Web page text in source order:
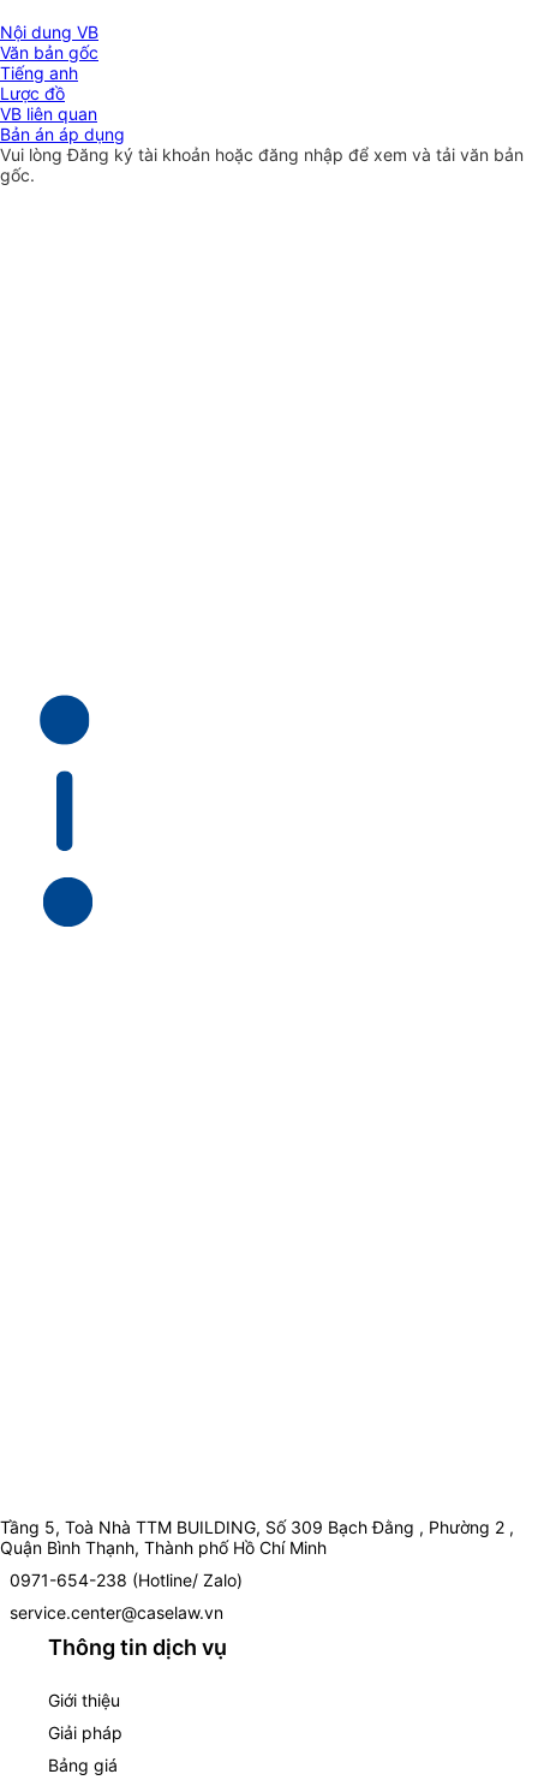
Nội dung VB
Văn bản gốc
Tiếng anh
Lược đồ
VB liên quan
Bản án áp dụng
Vui lòngĐăng ký tài khoản hoặc đăng nhập để xem và tải văn bản
gốc.
Tầng 5, Toà Nhà TTM BUILDING, Số 309 Bạch Đằng , Phường 2 ,
Quận Bình Thạnh, Thành phố Hồ Chí Minh
0971-654-238 (Hotline/ Zalo)
service.center@caselaw.vn
Thông tin dịch vụ
Giới thiệu
Giải pháp
Bảng giá